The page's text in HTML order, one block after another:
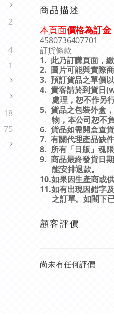
2
4
1
18
75
商品描述
本頁面價格為訂
4580736407701
訂貨條款
1. 此乃訂購頁面，
2. 圖片可能與實際
3. 預訂貨品之單價
4. 貴客請於到貨日
處理，恕不作另行
5. 貨品之包裝外盒
物，本公司恕不
6. 貨品如需開盒查
7. 有關代理產品缺
8. 所有「日版」魂
9. 商品最終發貨日
能安排退款。
10.如果因生產商或
11.如有出現因錯字及
之訂單。如閣下
顧客評價
尚未有任何評價